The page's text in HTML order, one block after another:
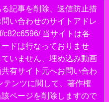
記事を削除、送信防止措
い合わせのサイトアドレ
c82c6596/ 当サイトは各
ドは行なっておりませ
いません、埋め込み動画
有サイト元へお問い合わ
テンツに関して、著作権
ページを削除しますので